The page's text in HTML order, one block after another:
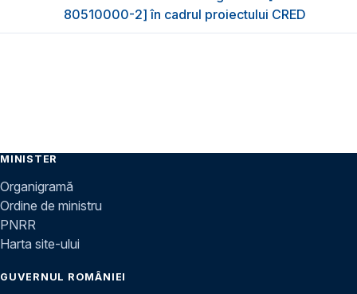
80510000-2] în cadrul proiectului CRED
MINISTER
Organigramă
Ordine de ministru
PNRR
Harta site-ului
GUVERNUL ROMÂNIEI